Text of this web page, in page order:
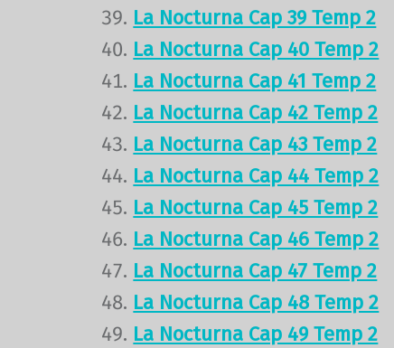
La Nocturna Cap 39 Temp 2
La Nocturna Cap 40 Temp 2
La Nocturna Cap 41 Temp 2
La Nocturna Cap 42 Temp 2
La Nocturna Cap 43 Temp 2
La Nocturna Cap 44 Temp 2
La Nocturna Cap 45 Temp 2
La Nocturna Cap 46 Temp 2
La Nocturna Cap 47 Temp 2
La Nocturna Cap 48 Temp 2
La Nocturna Cap 49 Temp 2